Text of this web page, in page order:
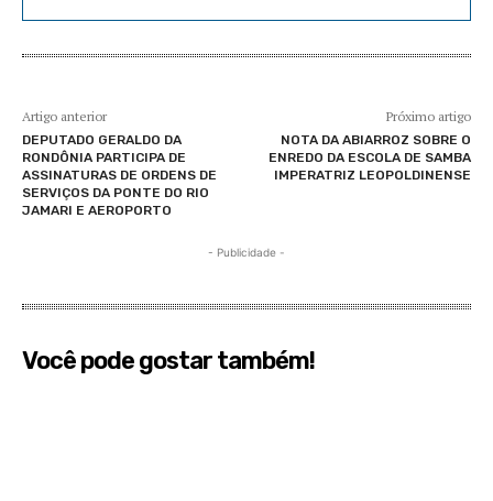
Artigo anterior
DEPUTADO GERALDO DA
RONDÔNIA PARTICIPA DE
ASSINATURAS DE ORDENS DE
SERVIÇOS DA PONTE DO RIO
JAMARI E AEROPORTO
Próximo artigo
NOTA DA ABIARROZ SOBRE O
ENREDO DA ESCOLA DE SAMBA
IMPERATRIZ LEOPOLDINENSE
- Publicidade -
Você pode gostar também!